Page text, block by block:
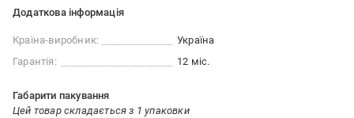
Додаткова інформація
Країна-виробник:
Україна
Гарантія:
12 міс.
Габарити пакування
Цей товар складається з 1 упаковки